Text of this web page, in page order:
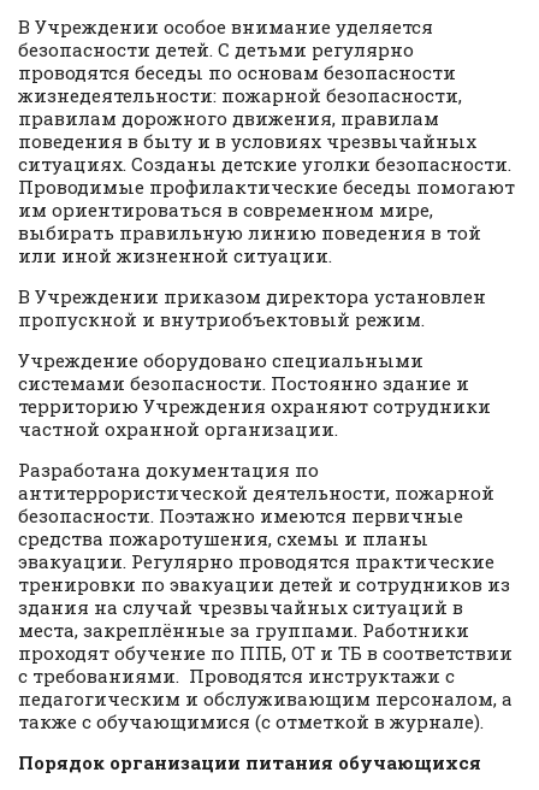
В Учреждении особое внимание уделяется
безопасности детей. С детьми регулярно
проводятся беседы по основам безопасности
жизнедеятельности: пожарной безопасности,
правилам дорожного движения, правилам
поведения в быту и в условиях чрезвычайных
ситуациях. Созданы детские уголки безопасности.
Проводимые профилактические беседы помогают
им ориентироваться в современном мире,
выбирать правильную линию поведения в той
или иной жизненной ситуации.
В Учреждении приказом директора установлен
пропускной и внутриобъектовый режим.
Учреждение оборудовано специальными
системами безопасности. Постоянно здание и
территорию Учреждения охраняют сотрудники
частной охранной организации.
Разработана документация по
антитеррористической деятельности, пожарной
безопасности. Поэтажно имеются первичные
средства пожаротушения, схемы и планы
эвакуации. Регулярно проводятся практические
тренировки по эвакуации детей и сотрудников из
здания на случай чрезвычайных ситуаций в
места, закреплённые за группами. Работники
проходят обучение по ППБ, ОТ и ТБ в соответствии
с требованиями. Проводятся инструктажи с
педагогическим и обслуживающим персоналом, а
также с обучающимися (с отметкой в журнале).
Порядок организации питания обучающихся